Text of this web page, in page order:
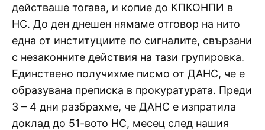
действаше тогава, и копие до КПКОНПИ в
НС. До ден днешен нямаме отговор на нито
една от институциите по сигналите, свързани
с незаконните действия на тази групировка.
Единствено получихме писмо от ДАНС, че е
образувана преписка в прокуратурата. Преди
3 – 4 дни разбрахме, че ДАНС е изпратила
доклад до 51-вото НС, месец след нашия